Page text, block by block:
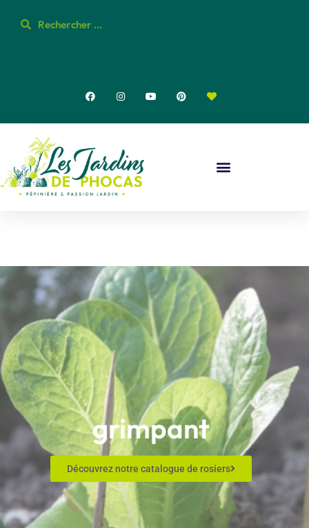
grimpant
Découvrez notre catalogue de rosiers